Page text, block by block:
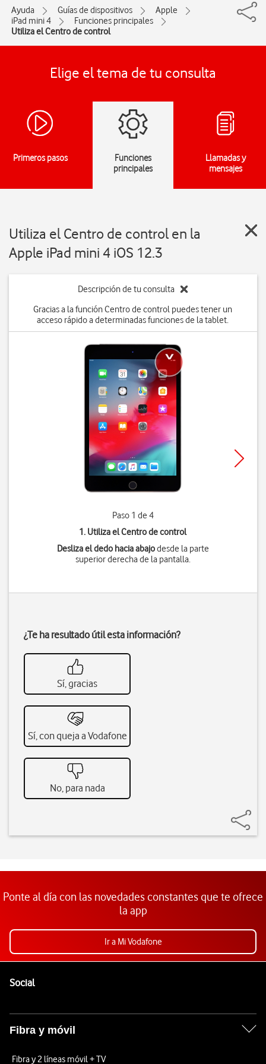
Ayuda Guías de dispositivos
Apple
iPad mini 4
Funciones principales
Utiliza el Centro de control
Elige el tema de tu consulta
Primeros pasos
Funciones
principales
Llamadas y
mensajes
Utiliza el Centro de control en la
Apple iPad mini 4 iOS 12.3
Descripción de tu consulta
Gracias a la función Centro de control puedes tener un
acceso rápido a determinadas funciones de la tablet.
Paso 1 de 4
1. Utiliza el Centro de control
Desliza el dedo hacia abajodesde la parte
superior derecha de la pantalla.
¿Te ha resultado útil esta información?
Sí, gracias
Sí, con queja a Vodafone
No, para nada
Ponte al día con las novedades constantes que te ofrece
la app
Ir a Mi Vodafone
SocialEnlaces a las redes sociales de Vodafone
Fibra y móvil
Fibra y 2 líneas móvil + TV